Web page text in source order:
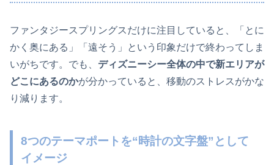
ファンタジースプリングスだけに注目していると、「とに
かく奥にある」「遠そう」という印象だけで終わってしま
いがちです。でも、 ディズニーシー全体の中で新エリアが
どこにあるのかが分かっていると、移動のストレスがかな
り減ります。
8つのテーマポートを“時計の文字盤”として
イメージ